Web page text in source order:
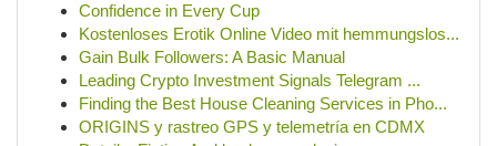
Confidence in Every Cup
Kostenloses Erotik Online Video mit hemmungslos...
Gain Bulk Followers: A Basic Manual
Leading Crypto Investment Signals Telegram ...
Finding the Best House Cleaning Services in Pho...
ORIGINS y rastreo GPS y telemetría en CDMX